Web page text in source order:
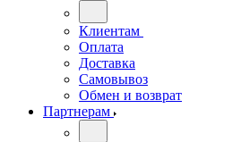
Клиентам
Оплата
Доставка
Самовывоз
Обмен и возврат
Партнерам